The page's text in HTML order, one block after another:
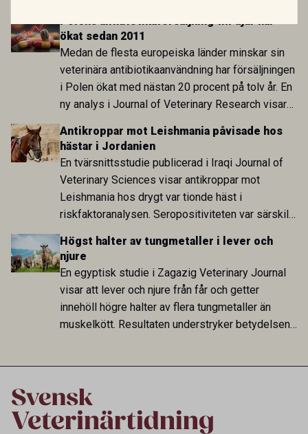
sida och pekar på en obalans i EU:s One Health-
arbete.
Polens antibiotikaförsäljning till djur har
ökat sedan 2011
Medan de flesta europeiska länder minskar sin
veterinära antibiotikaanvändning har försäljningen
i Polen ökat med nästan 20 procent på tolv år. En
ny analys i Journal of Veterinary Research visar
att skillnaden mot lågförbrukarländer som
Sverige är fortsatt stor.
Antikroppar mot Leishmania påvisade hos
hästar i Jordanien
En tvärsnittsstudie publicerad i Iraqi Journal of
Veterinary Sciences visar antikroppar mot
Leishmania hos drygt var tionde häst i
riskfaktoranalysen. Seropositiviteten var särskilt
hög i Zarqa och statistiskt kopplad till bland
annat stallhållning. Resultaten visar att hästarna
har exponerats för parasiten – men inte att de
fungerar som reservoarer eller bidrar till
smittspridning.
Högst halter av tungmetaller i lever och
njure
En egyptisk studie i Zagazig Veterinary Journal
visar att lever och njure från får och getter
innehöll högre halter av flera tungmetaller än
muskelkött. Resultaten understryker betydelsen